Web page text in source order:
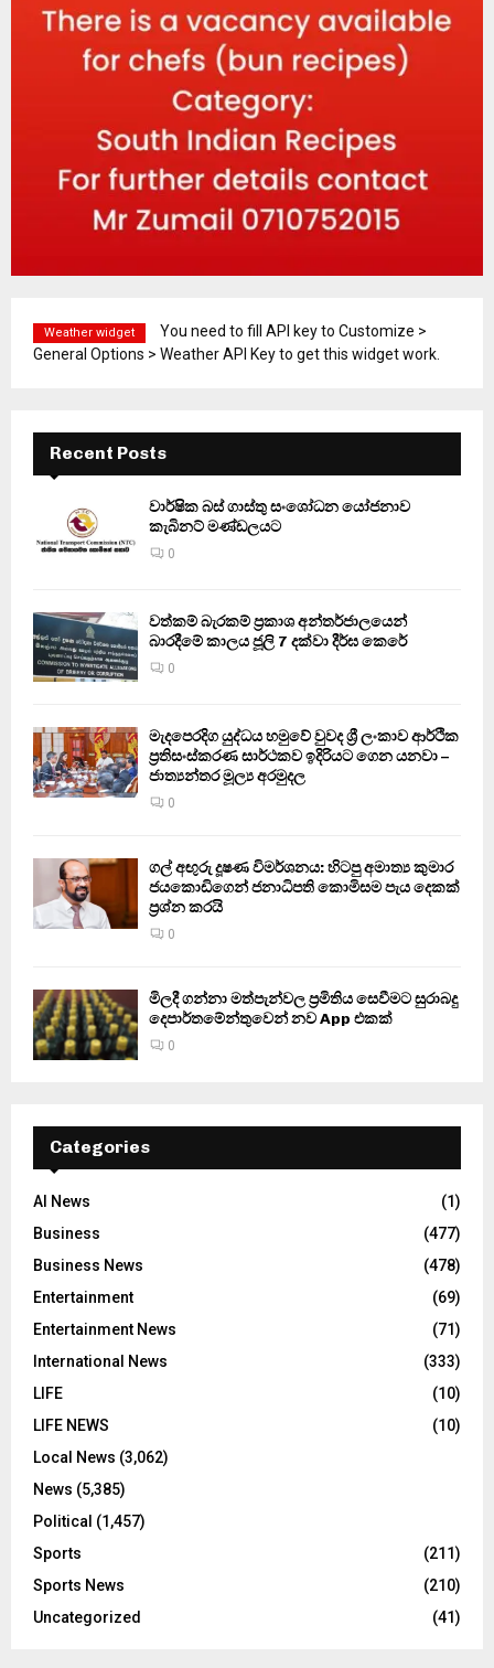
Weather widget
You need to fill API key to Customize >
General Options > Weather API Key to get this widget work.
Recent Posts
වාර්ෂික බස් ගාස්තු සංශෝධන යෝජනාව
කැබිනට් මණ්ඩලයට
0
වත්කම් බැරකම් ප්‍රකාශ අන්තර්ජාලයෙන්
බාරදීමේ කාලය ජූලි 7 දක්වා දීර්ඝ කෙරේ
0
මැදපෙරදිග යුද්ධය හමුවේ වුවද ශ්‍රී ලංකාව ආර්ථික
ප්‍රතිසංස්කරණ සාර්ථකව ඉදිරියට ගෙන යනවා –
ජාත්‍යන්තර මූල්‍ය අරමුදල
0
ගල් අඟුරු දූෂණ විමර්ශනය: හිටපු අමාත්‍ය කුමාර
ජයකොඩිගෙන් ජනාධිපති කොමිසම පැය දෙකක්
ප්‍රශ්න කරයි
0
මිලදී ගන්නා මත්පැන්වල ප්‍රමිතිය සෙවීමට සුරාබදු
දෙපාර්තමේන්තුවෙන් නව App එකක්
0
Categories
AI News
(1)
Business
(477)
Business News
(478)
Entertainment
(69)
Entertainment News
(71)
International News
(333)
LIFE
(10)
LIFE NEWS
(10)
Local News (3,062)
News (5,385)
Political (1,457)
Sports
(211)
Sports News
(210)
Uncategorized
(41)